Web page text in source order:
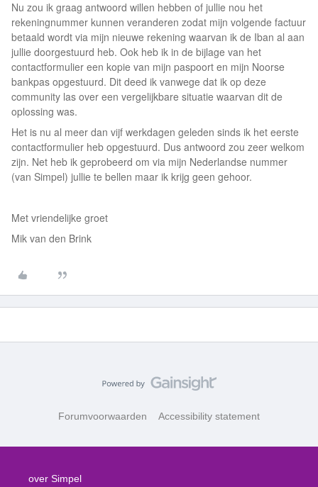
Nu zou ik graag antwoord willen hebben of jullie nou het
rekeningnummer kunnen veranderen zodat mijn volgende factuur
betaald wordt via mijn nieuwe rekening waarvan ik de Iban al aan
jullie doorgestuurd heb. Ook heb ik in de bijlage van het
contactformulier een kopie van mijn paspoort en mijn Noorse
bankpas opgestuurd. Dit deed ik vanwege dat ik op deze
community las over een vergelijkbare situatie waarvan dit de
oplossing was.
Het is nu al meer dan vijf werkdagen geleden sinds ik het eerste
contactformulier heb opgestuurd. Dus antwoord zou zeer welkom
zijn. Net heb ik geprobeerd om via mijn Nederlandse nummer
(van Simpel) jullie te bellen maar ik krijg geen gehoor.
Met vriendelijke groet
Mik van den Brink
Forumvoorwaarden Accessibility statement
over Simpel